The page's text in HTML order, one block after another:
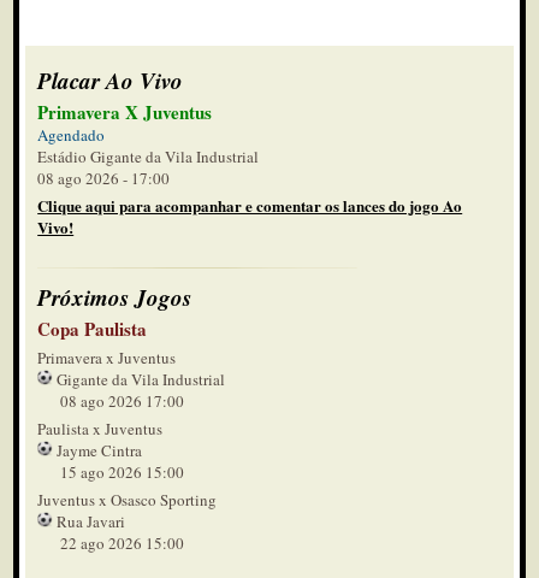
Placar Ao Vivo
Primavera X Juventus
Agendado
Estádio Gigante da Vila Industrial
08 ago 2026 - 17:00
Clique aqui para acompanhar e comentar os lances do jogo Ao
Vivo!
Próximos Jogos
Copa Paulista
Primavera x Juventus
Gigante da Vila Industrial
08 ago 2026 17:00
Paulista x Juventus
Jayme Cintra
15 ago 2026 15:00
Juventus x Osasco Sporting
Rua Javari
22 ago 2026 15:00